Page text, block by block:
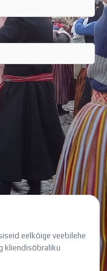
eelkõige veebilehe
kliendisõbraliku